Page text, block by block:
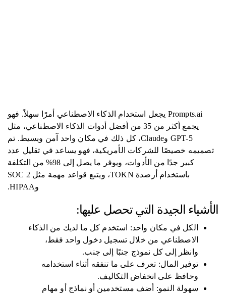
Prompts.ai يجعل استخدام الذكاء الاصطناعي أمرًا سهلاً. فهو
يجمع أكثر من 35 من أفضل أدوات الذكاء الاصطناعي، مثل
GPT-5 وClaude، كل ذلك في مكان واحد آمن وبسيط. تم
تصميمه خصيصًا للشركات الأمريكية، فهو يساعد في تقليل عدد
كبير جدًا من الأدوات، ويوفر ما يصل إلى 98% من التكلفة
باستخدام أرصدة TOKN، ويتبع قواعد مهمة مثل SOC 2
وHIPAA.
الأشياء الجيدة التي تحصل عليها:
الكل في مكان واحد: استخدم كل ما لديك من الذكاء
الاصطناعي من خلال تسجيل دخول واحد فقط،
وانظر إلى كل نموذج جنبًا إلى جنب.
توفير المال: تعرف على ما تنفقه أثناء استخدامه
وحافظ على انخفاض التكاليف.
سهولة النمو: أضف مستخدمين أو نماذج أو مهام